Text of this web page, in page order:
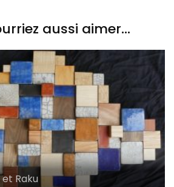
aussi aimer...
Raku